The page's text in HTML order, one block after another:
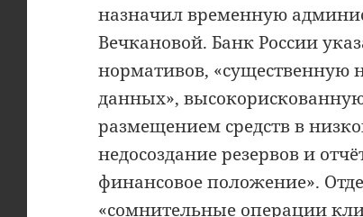
назначил временную
Вечкановой. Банк России
нормативов, «существенную
данных»,
размещением средств в
недосоздание резервов и
финансовое положение».
«сомнительные операции